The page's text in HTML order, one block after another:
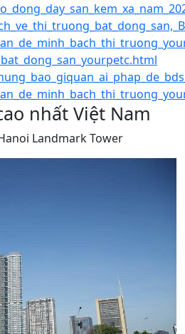
nhất Việt Nam
Landmark Tower